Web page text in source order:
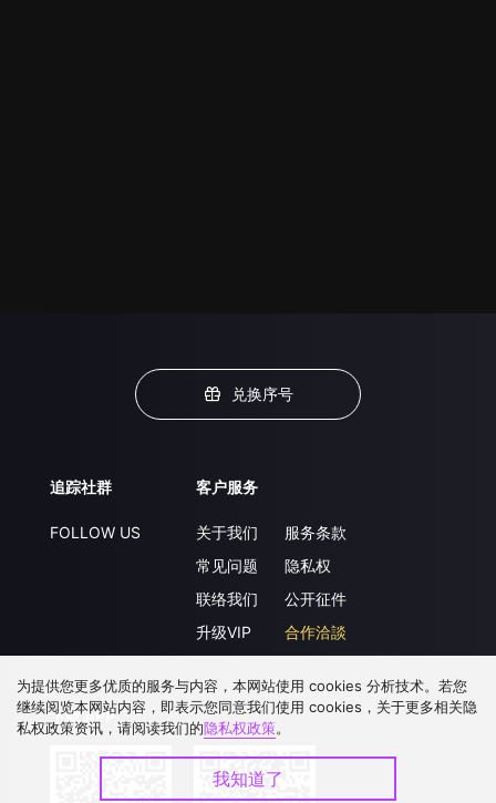
兑换序号
追踪社群
FOLLOW US
客户服务
关于我们
常见问题
联络我们
升级VIP
服务条款
隐私权
公开征件
合作洽談
下载 APP
为提供您更多优质的服务与内容，本网站使用 cookies 分析技术。若您
继续阅览本网站内容，即表示您同意我们使用 cookies，关于更多相关隐
私权政策资讯，请阅读我们的隐私权政策。
我知道了